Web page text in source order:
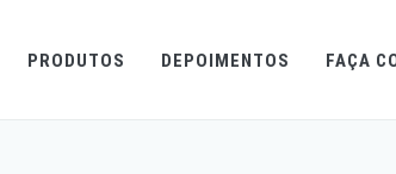
PRODUTOS DEPOIMENTOS FAÇA